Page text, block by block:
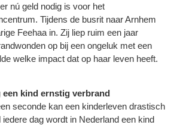
nú geld nodig is voor het
Tijdens de busrit naar Arnhem
Feehaa in. Zij liep ruim een jaar
op bij een ongeluk met een
welke impact dat op haar leven heeft.
een kind ernstig verbrand
seconde kan een kinderleven drastisch
dag wordt in Nederland een kind